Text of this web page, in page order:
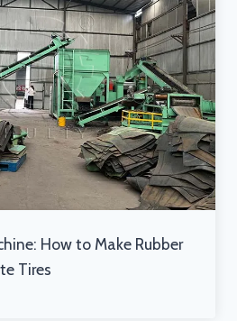
How to Make Rubber
Tires